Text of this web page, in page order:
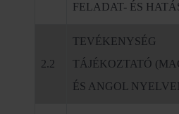
FELADAT- ÉS
2.2
TEVÉKENYSÉG
TÁJÉKOZTATÓ
ÉS ANGOL